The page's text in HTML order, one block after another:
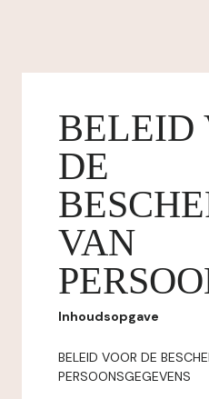
BELEID
DE
VAN
Inhoudsopgave
BELEID VOOR DE
PERSOONSGEGEVENS